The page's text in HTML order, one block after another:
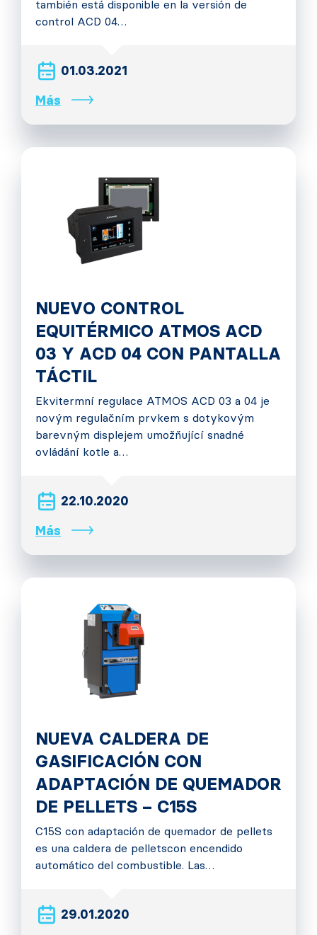
también está disponible en la versión de
control ACD 04…
01.03.2021
Más
NUEVO CONTROL
EQUITÉRMICO ATMOS ACD
03 Y ACD 04 CON PANTALLA
TÁCTIL
Ekvitermní regulace ATMOS ACD 03 a 04 je
novým regulačním prvkem s dotykovým
barevným displejem umožňující snadné
ovládání kotle a…
22.10.2020
Más
NUEVA CALDERA DE
GASIFICACIÓN CON
ADAPTACIÓN DE QUEMADOR
DE PELLETS – C15S
C15S con adaptación de quemador de pellets
es una caldera de pelletscon encendido
automático del combustible. Las…
29.01.2020